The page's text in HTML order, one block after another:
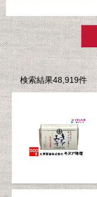
検索結果48,919件